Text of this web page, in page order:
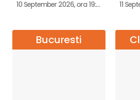
10 September 2026, ora 19:00 11
Bucuresti